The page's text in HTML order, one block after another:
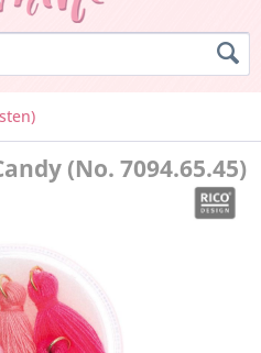
(No. 7094.65.45)